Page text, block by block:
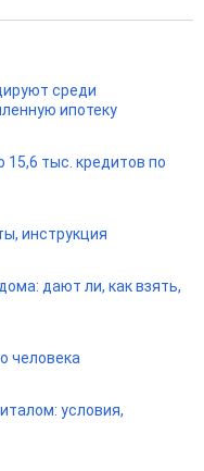
среди
ипотеку
15,6 тыс. кредитов по
инструкция
дают ли, как взять,
человека
условия,